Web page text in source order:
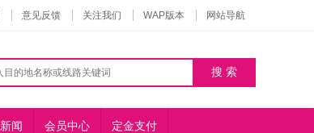
意见反馈 关注我们 WAP版本 网站导航
新闻 会员中心 定金支付